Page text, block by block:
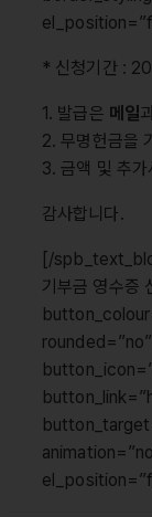
* 신청기간 :
1. 발급은 메일
2. 무명헌금을
3. 금액 및 추
감사합니다.
[/
기부금 영수증